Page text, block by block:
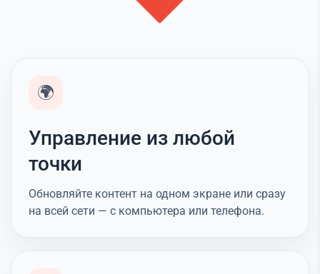
🌍
Управление из любой
точки
Обновляйте контент на одном экране или сразу
на всей сети — с компьютера или телефона.